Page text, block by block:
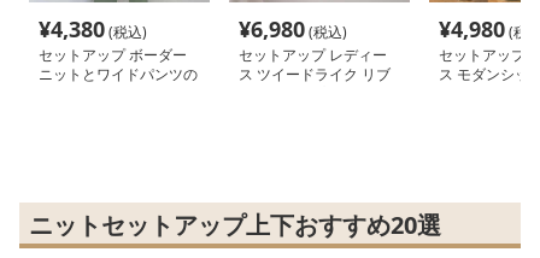
¥4,380(税込)
セットアップ ボーダー
ニットとワイドパンツの
¥6,980(税込)
セットアップ レディー
ス ツイードライク リブ
¥4,980(税
セットアップ
ス モダンシッ
ニットセットアップ上下おすすめ20選